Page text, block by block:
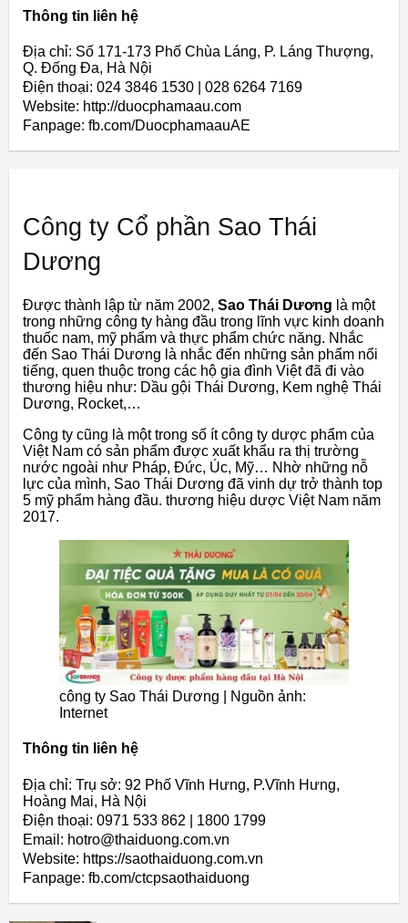
Thông tin liên hệ
Địa chỉ: Số 171-173 Phố Chùa Láng, P. Láng Thượng,
Q. Đống Đa, Hà Nội
Điện thoại: 024 3846 1530 | 028 6264 7169
Website: http://duocphamaau.com
Fanpage: fb.com/DuocphamaauAE
Công ty Cổ phần Sao Thái
Dương
Được thành lập từ năm 2002, Sao Thái Dương là một
trong những công ty hàng đầu trong lĩnh vực kinh doanh
thuốc nam, mỹ phẩm và thực phẩm chức năng. Nhắc
đến Sao Thái Dương là nhắc đến những sản phẩm nổi
tiếng, quen thuộc trong các hộ gia đình Việt đã đi vào
thương hiệu như: Dầu gội Thái Dương, Kem nghệ Thái
Dương, Rocket,…
Công ty cũng là một trong số ít công ty dược phẩm của
Việt Nam có sản phẩm được xuất khẩu ra thị trường
nước ngoài như Pháp, Đức, Úc, Mỹ… Nhờ những nỗ
lực của mình, Sao Thái Dương đã vinh dự trở thành top
5 mỹ phẩm hàng đầu. thương hiệu dược Việt Nam năm
2017.
công ty Sao Thái Dương |
Nguồn ảnh:
Internet
Thông tin liên hệ
Địa chỉ: Trụ sở: 92 Phố Vĩnh Hưng, P.Vĩnh Hưng,
Hoàng Mai, Hà Nội
Điện thoại: 0971 533 862 | 1800 1799
Email: hotro@thaiduong.com.vn
Website: https://saothaiduong.com.vn
Fanpage: fb.com/ctcpsaothaiduong